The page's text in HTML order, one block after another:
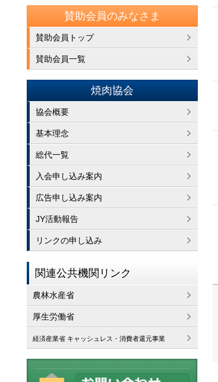
賛助会員のみなさま
賛助会員トップ
賛助会員一覧
焼肉協会
協会概要
基本理念
総代一覧
入会申し込み案内
広告申し込み案内
JY活動報告
リンクの申し込み
関連公共機関リンク
農林水産省
厚生労働省
経済産業省 キャッシュレス・消費者還元事業